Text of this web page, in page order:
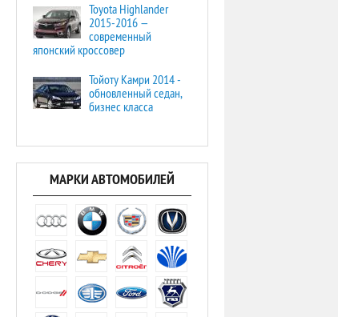
Toyota Highlander
2015-2016 —
современный
японский кроссовер
Тойоту Камри 2014 -
обновленный седан,
бизнес класса
МАРКИ АВТОМОБИЛЕЙ